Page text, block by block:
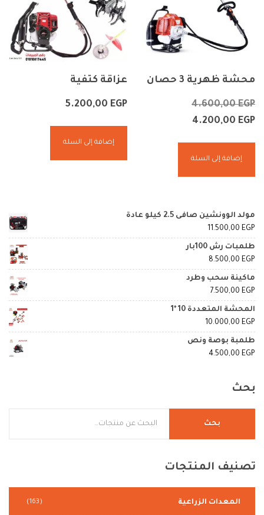
محشة ظهرية 3 حصان
4.600,00EGP
4.200,00 EGP
إضافة إلى السلة
عزاقة كتفية
5.200,00 EGP
إضافة إلى السلة
مولد الوونشين صافى 2.5 كيلو عادة
11.500,00 EGP
طلمبات رش 100بار
8.500,00 EGP
ماكينة سحب وطرد
7.500,00 EGP
المحشة المتعددة 10 *1
10.000,00 EGP
طلمبة بوصة ونص
4.500,00 EGP
بحث
بحث
تصنيف المنتجات
المعدات الزراعية (163)